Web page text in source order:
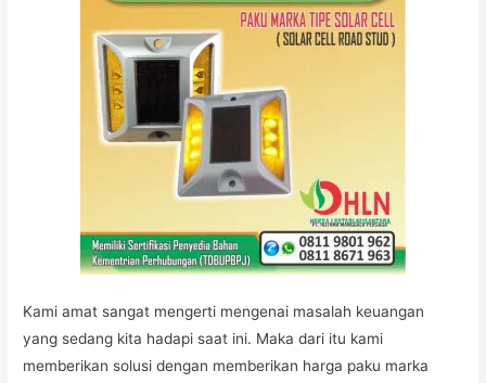
Kami amat sangat mengerti mengenai masalah keuangan
yang sedang kita hadapi saat ini. Maka dari itu kami
memberikan solusi dengan memberikan harga paku marka